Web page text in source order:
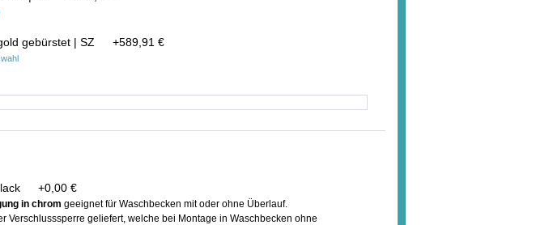
gebürstet | SZ +589,91 €
+0,00 €
in chrom geeignet für Waschbecken mit oder ohne Überlauf.
Verschlusssperre geliefert, welche bei Montage in Waschbecken ohne